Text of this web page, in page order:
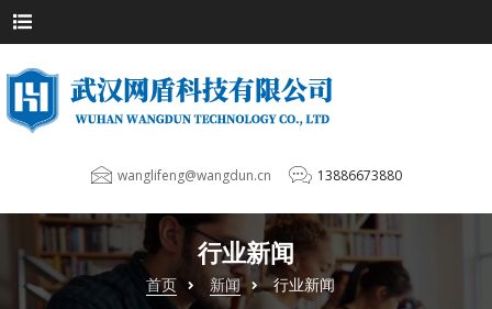
wanglifeng@wangdun.cn 13886673880
行业新闻
首页 新闻 行业新闻